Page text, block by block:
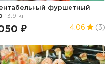
фуршетный
13.9 кг
₽ 4.06 (3)